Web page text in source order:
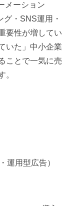
メーション
グ・SNS運用・
要性が増してい
いた」中小企業
ことで一気に売
。
運用型広告）